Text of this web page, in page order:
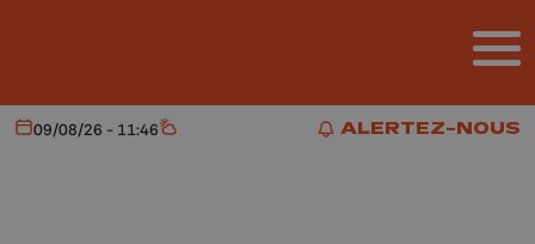
ALERTEZ-NOUS
ALERTEZ-NOUS
Aujourd'hui
09/08/26 - 11:46 Météo